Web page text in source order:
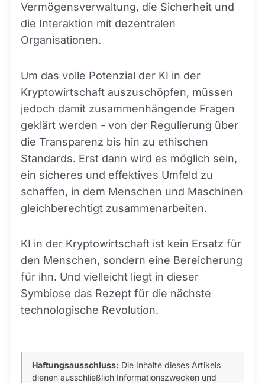
Vermögensverwaltung, die Sicherheit und
die Interaktion mit dezentralen
Organisationen.
Um das volle Potenzial der KI in der
Kryptowirtschaft auszuschöpfen, müssen
jedoch damit zusammenhängende Fragen
geklärt werden - von der Regulierung über
die Transparenz bis hin zu ethischen
Standards. Erst dann wird es möglich sein,
ein sicheres und effektives Umfeld zu
schaffen, in dem Menschen und Maschinen
gleichberechtigt zusammenarbeiten.
KI in der Kryptowirtschaft ist kein Ersatz für
den Menschen, sondern eine Bereicherung
für ihn. Und vielleicht liegt in dieser
Symbiose das Rezept für die nächste
technologische Revolution.
Haftungsausschluss: Die Inhalte dieses Artikels
dienen ausschließlich Informationszwecken und